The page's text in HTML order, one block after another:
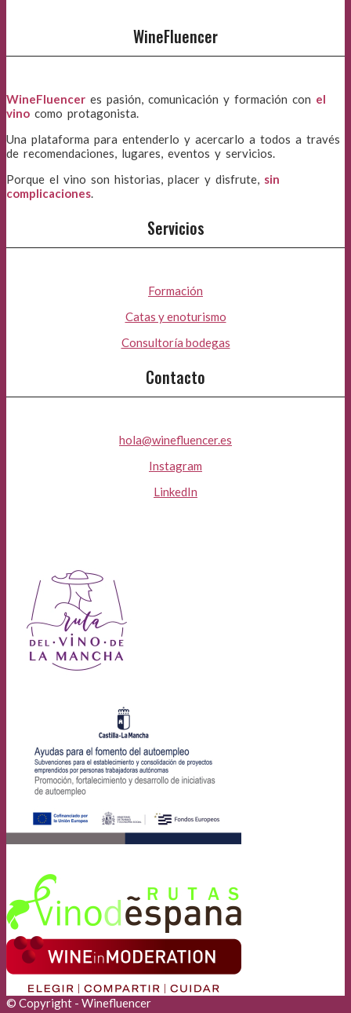
WineFluencer
WineFluencer es pasión, comunicación y formación con el
vino como protagonista.
Una plataforma para entenderlo y acercarlo a todos a través
de recomendaciones, lugares, eventos y servicios.
Porque el vino son historias, placer y disfrute, sin
complicaciones.
Servicios
Formación
Catas y enoturismo
Consultoría bodegas
Contacto
hola@winefluencer.es
Instagram
LinkedIn
© Copyright - Winefluencer